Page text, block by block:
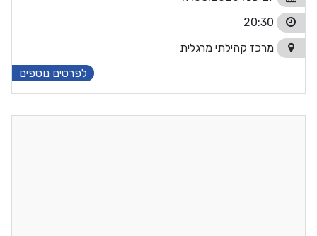
מרכז קהילתי מרגלית
לפרטים נוספים